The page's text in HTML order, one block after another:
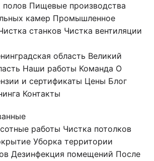
Пищевые производства
камер Промышленное
станков Чистка вентиляции
область Великий
Наши работы Команда О
и сертификаты Цены Блог
Контакты
работы Чистка потолков
Уборка территории
Дезинфекция помещений После